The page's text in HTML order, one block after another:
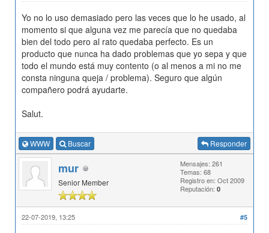
Yo no lo uso demasiado pero las veces que lo he usado, al
momento si que alguna vez me parecía que no quedaba
bien del todo pero al rato quedaba perfecto. Es un
producto que nunca ha dado problemas que yo sepa y que
todo el mundo está muy contento (o al menos a mi no me
consta ninguna queja / problema). Seguro que algún
compañero podrá ayudarte.
Salut.
WWW Buscar Responder
mur
Senior Member
Mensajes: 261
Temas: 68
Registro en: Oct 2009
Reputación: 0
#5
22-07-2019, 13:25